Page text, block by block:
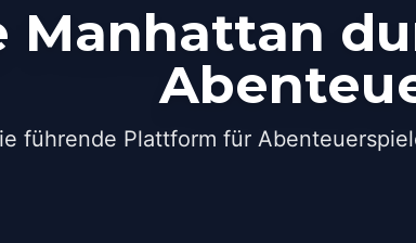
Manhattan
führende Plattform für